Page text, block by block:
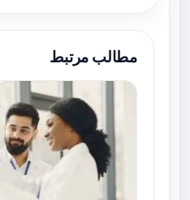
مطالب مرتبط